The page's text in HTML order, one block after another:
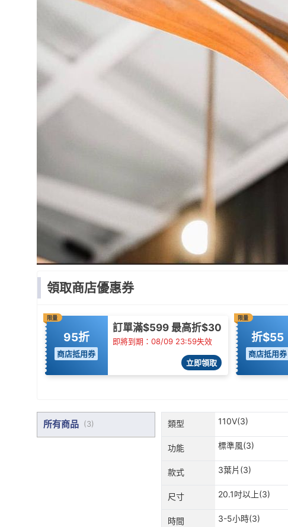
領取商店優惠券
限量
95折
商店抵用券
訂單滿$599 最高折$30
即將到期：08/09 23:59失效
立即領取
限量
折$55
商店抵用券
所有商品 (3) 類型 110V(3)
功能 標準風(3)
款式 3葉片(3)
尺寸 20.1吋以上(3)
時間 3-5小時(3)